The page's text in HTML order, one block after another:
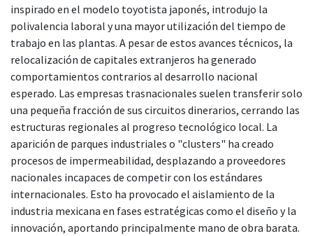
inspirado en el modelo toyotista japonés, introdujo la
polivalencia laboral y una mayor utilización del tiempo de
trabajo en las plantas. A pesar de estos avances técnicos, la
relocalización de capitales extranjeros ha generado
comportamientos contrarios al desarrollo nacional
esperado. Las empresas trasnacionales suelen transferir solo
una pequeña fracción de sus circuitos dinerarios, cerrando las
estructuras regionales al progreso tecnológico local. La
aparición de parques industriales o "clusters" ha creado
procesos de impermeabilidad, desplazando a proveedores
nacionales incapaces de competir con los estándares
internacionales. Esto ha provocado el aislamiento de la
industria mexicana en fases estratégicas como el diseño y la
innovación, aportando principalmente mano de obra barata.